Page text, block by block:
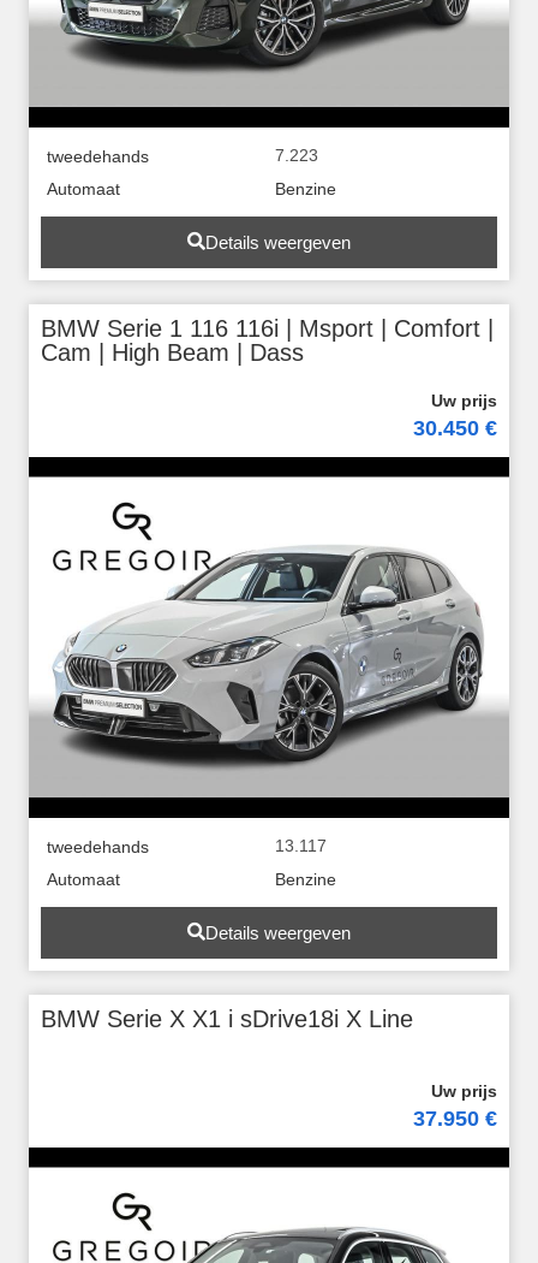
tweedehands
7.223
Automaat
Benzine
Details weergeven
BMW Serie 1 116 116i | Msport | Comfort |
Cam | High Beam | Dass
30.450 €
tweedehands
13.117
Automaat
Benzine
Details weergeven
BMW Serie X X1 i sDrive18i X Line
37.950 €